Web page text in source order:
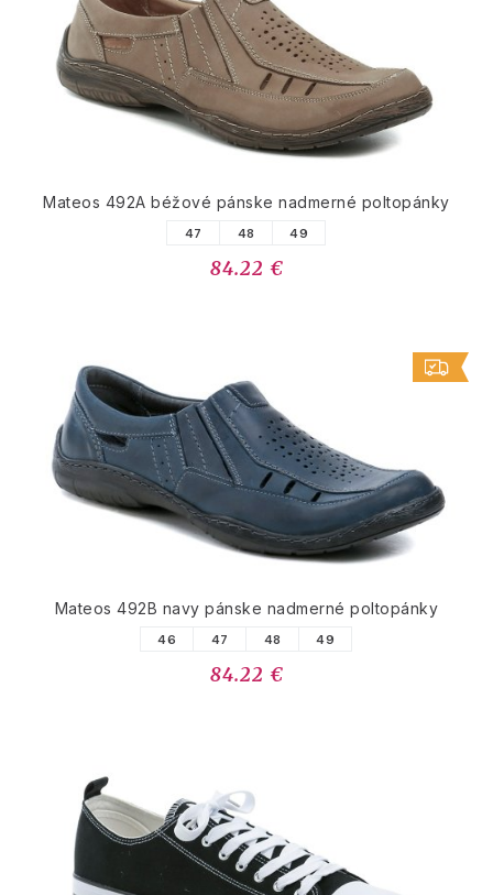
Mateos 492A béžové pánske nadmerné poltopánky
47 48 49
84.22 €
Mateos 492B navy pánske nadmerné poltopánky
46 47 48 49
84.22 €